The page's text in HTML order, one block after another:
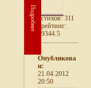
Подробнее
cтихов: 311
рейтинг:
9344.5
Опубликова
н:
21.04.2012
20:50